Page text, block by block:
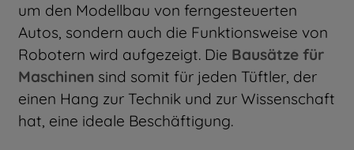
um den Modellbau von ferngesteuerten
Autos, sondern auch die Funktionsweise von
Robotern wird aufgezeigt. Die Bausätze für
Maschinen sind somit für jeden Tüftler, der
einen Hang zur Technik und zur Wissenschaft
hat, eine ideale Beschäftigung.